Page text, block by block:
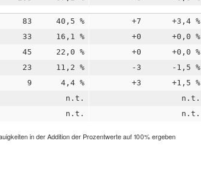
83 40,5 % +7 +3,4 %
33 16,1 % +0 +0,0 %
45 22,0 % +0 +0,0 %
23 11,2 % -3 -1,5 %
9 4,4 % +3 +1,5 %
n.t. n.t.
n.t. n.t.
in der Addition der Prozentwerte auf 100% ergeben